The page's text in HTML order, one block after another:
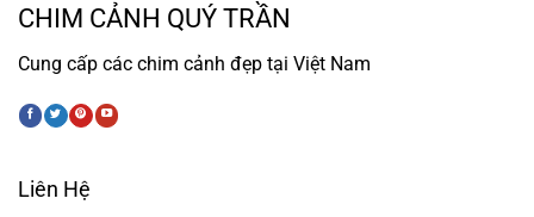
CHIM CẢNH QUÝ TRẦN
Cung cấp các chim cảnh đẹp tại Việt Nam
Liên Hệ